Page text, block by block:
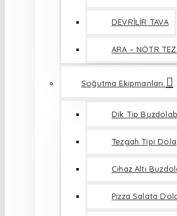
DEVRİLİR TAVA
ARA – NÖTR
Soğutma Ekipmanları
Dik Tip
Tezgah Tipi
Cihaz Altı
Pizza Salata